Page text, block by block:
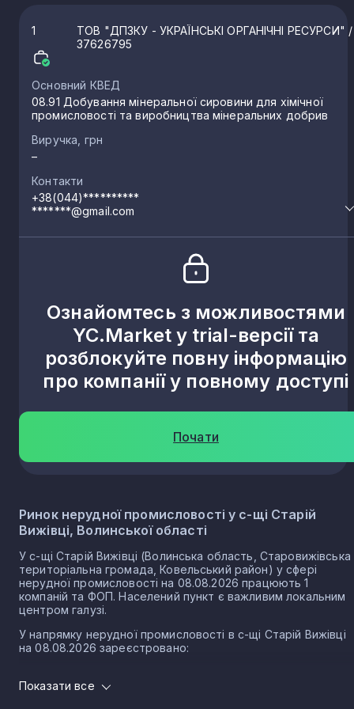
1 ТОВ "ДПЗКУ - УКРАЇНСЬКІ ОРГАНІЧНІ РЕСУРСИ" /
37626795
Основний КВЕД
08.91 Добування мінеральної сировини для хімічної
промисловості та виробництва мінеральних добрив
Виручка, грн
–
Контакти
+38(044)**********
*******@gmail.com
Ознайомтесь з можливостями
YC.Market у trial-версії та
розблокуйте повну інформацію
про компанії у повному доступі
Почати
Ринок нерудної промисловості у с-щі Старій
Вижівці, Волинської області
У с-щі Старій Вижівці (Волинська область, Старовижівська
територіальна громада, Ковельський район) у сфері
нерудної промисловості на 08.08.2026 працюють 1
компаній та ФОП. Населений пункт є важливим локальним
центром галузі.
У напрямку нерудної промисловості в с-щі Старій Вижівці
на 08.08.2026 зареєстровано:
0 ФОП
Показати все